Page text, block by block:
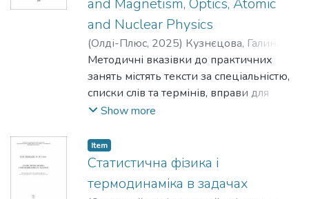
курсу «Фізика надпровідності» для
здобувачів першого (бакалаврського)
рівня вищої освіти відділення фізики та
астрономії. Матеріал демонструє як
основні закони, що викладаються
студентам у загальних курсах,
працюють у такому феномені як
and Magnetism, Optics, Atomic
and Nuclear Physics
(Олді-Плюс, 2025) Кузнєцова, Галина
Петрівна;Kuznietsova, Galyna P.
Методичні вказівки до практичних
занять містять тексти за спеціальністю,
списки слів та термінів, вправи для
виконання практичних завдань, теми
Show more
Item
Статистична фізика і
термодинаміка в задачах